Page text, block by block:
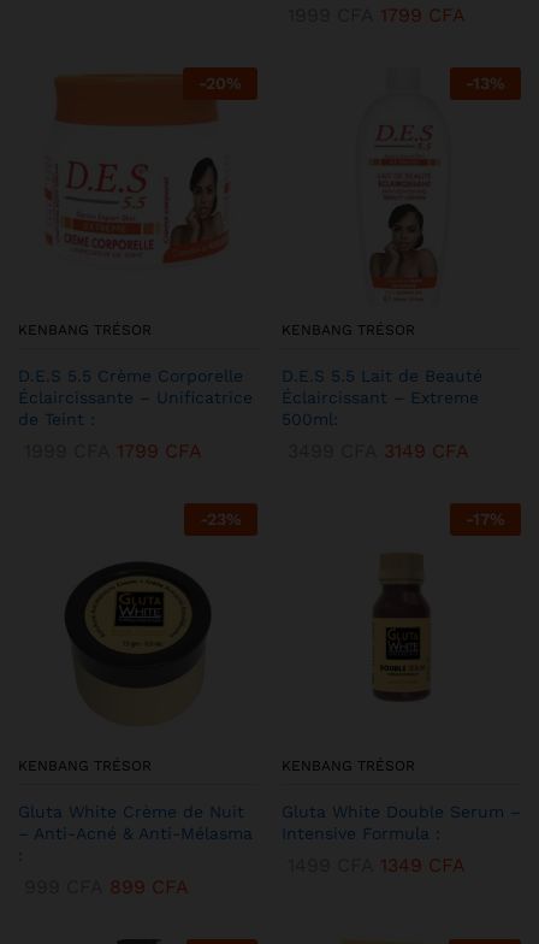
1799 CFA
-20%
KENBANG TRÉSOR
D.E.S 5.5 Crème Corporelle
Éclaircissante – Unificatrice
de Teint :
1799 CFA
-13%
KENBANG TRÉSOR
D.E.S 5.5 Lait de Beauté
Éclaircissant – Extreme
500ml:
3149 CFA
-23%
KENBANG TRÉSOR
Gluta White Crème de Nuit
– Anti-Acné & Anti-Mélasma
:
899 CFA
-17%
KENBANG TRÉSOR
Gluta White Double Serum –
Intensive Formula :
1349 CFA